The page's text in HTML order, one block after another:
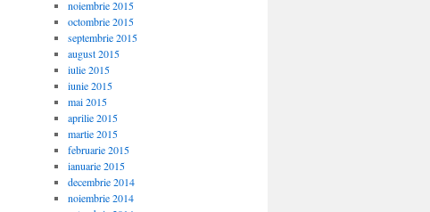
noiembrie 2015
octombrie 2015
septembrie 2015
august 2015
iulie 2015
iunie 2015
mai 2015
aprilie 2015
martie 2015
februarie 2015
ianuarie 2015
decembrie 2014
noiembrie 2014